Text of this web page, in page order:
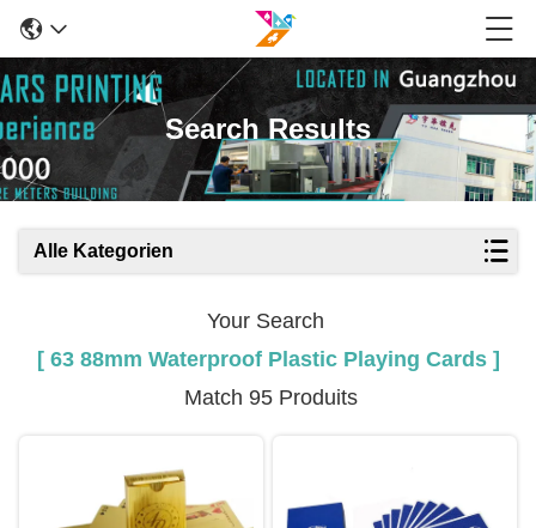
Search Results
Alle Kategorien
Your Search
[ 63 88mm Waterproof Plastic Playing Cards ]
Match 95 Produits